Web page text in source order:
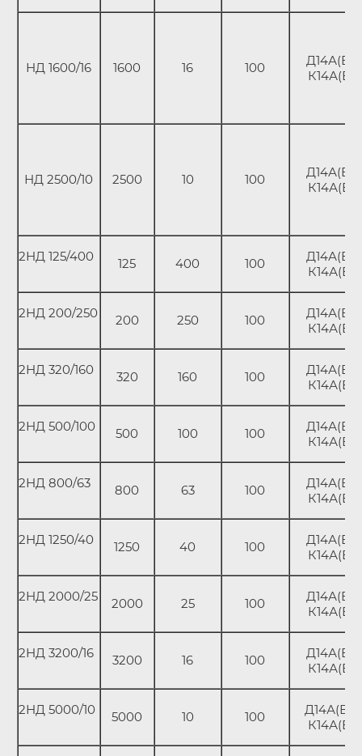
НД 1600/16 1600 16 100
Д14А(В);
К14А(В)
НД 2500/10 2500 10 100
Д14А(В);
К14А(В)
2НД 125/400 125 400 100
Д14А(В);
К14А(В)
2НД 200/250 200 250 100
Д14А(В);
К14А(В)
2НД 320/160 320 160 100
Д14А(В);
К14А(В)
2НД 500/100 500 100 100
Д14А(В);
К14А(В)
2НД 800/63 800 63 100
Д14А(В);
К14А(В)
2НД 1250/40 1250 40 100
Д14А(В);
К14А(В)
2НД 2000/25 2000 25 100
Д14А(В);
К14А(В)
2НД 3200/16 3200 16 100
Д14А(В);
К14А(В)
2НД 5000/10 5000 10 100
Д14А(В);
К14А(В)